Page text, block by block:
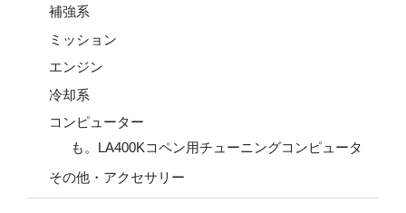
補強系
ミッション
エンジン
冷却系
コンピューター
も。LA400Kコペン用チューニングコンピュータ
その他・アクセサリー